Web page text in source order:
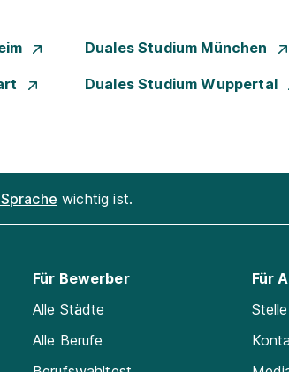
Duales Studium München
Duales Studium Wuppertal
wichtig ist.
Für Bewerber
Alle Städte
Alle Berufe
Für